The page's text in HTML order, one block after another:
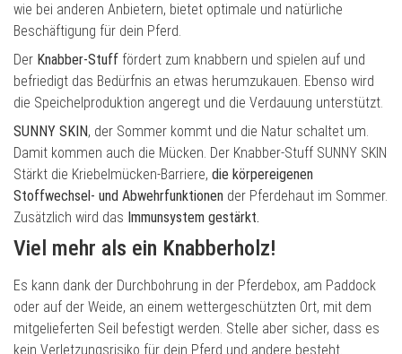
wie bei anderen Anbietern, bietet optimale und natürliche
Beschäftigung für dein Pferd.
Der Knabber-Stuff fördert zum knabbern und spielen auf und
befriedigt das Bedürfnis an etwas herumzukauen. Ebenso wird
die Speichelproduktion angeregt und die Verdauung unterstützt.
SUNNY SKIN, der Sommer kommt und die Natur schaltet um.
Damit kommen auch die Mücken. Der Knabber-Stuff SUNNY SKIN
Stärkt die Kriebelmücken-Barriere, die körpereigenen
Stoffwechsel- und Abwehrfunktionen der Pferdehaut im Sommer.
Zusätzlich wird das Immunsystem gestärkt.
Viel mehr als ein Knabberholz!
Es kann dank der Durchbohrung in der Pferdebox, am Paddock
oder auf der Weide, an einem wettergeschützten Ort, mit dem
mitgelieferten Seil befestigt werden. Stelle aber sicher, dass es
kein Verletzungsrisiko für dein Pferd und andere besteht.